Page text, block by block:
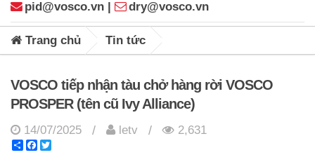
pid@vosco.vn |
dry@vosco.vn
Trang chủ Tin tức
VOSCO tiếp nhận tàu chở hàng rời VOSCO
PROSPER (tên cũ Ivy Alliance)
14/07/2025 / letv /
2,631
ShareFacebook